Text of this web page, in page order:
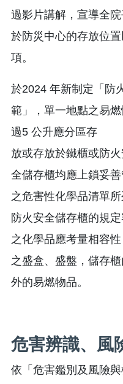
過影片講解，宣導全
於防災中心的存放位
項。
於2024 年新制定「防
範」，單一地點之易
過5 公升應分區存
放或存放於鐵櫃或防
全儲存櫃均應上鎖妥
之危害性化學品清單
防火安全儲存櫃的規
之化學品應考量相容
之盛盒、盛盤，儲存
外的易燃物品。
危害辨識、風
依「危害鑑別及風險